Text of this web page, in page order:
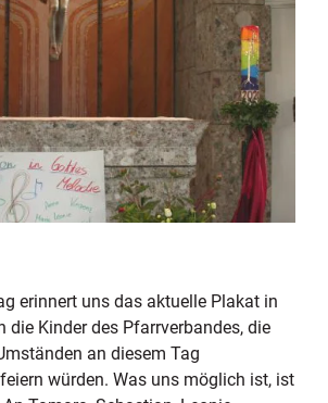
erinnert uns das aktuelle Plakat in
die Kinder des Pfarrverbandes, die
an diesem Tag
würden. Was uns möglich ist, ist